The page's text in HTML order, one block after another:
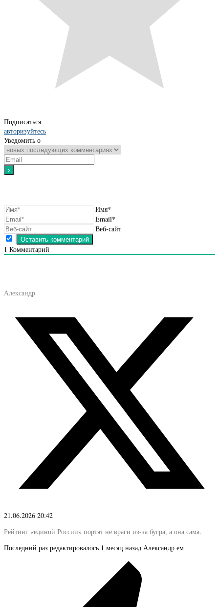
Подписаться
авторизуйтесь
Уведомить о
Имя*
Email*
Веб-сайт
1 Комментарий
Александр
21.06.2026 20:42
Рейтинг «единой России» портят не враги из-за бугра, а она сама.
Последний раз редактировалось 1 месяц назад Александр ем